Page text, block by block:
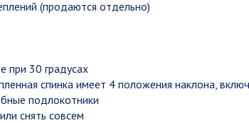
(продаются отдельно)
при 30 градусах
спинка имеет 4 положения наклона,
подлокотники
снять совсем